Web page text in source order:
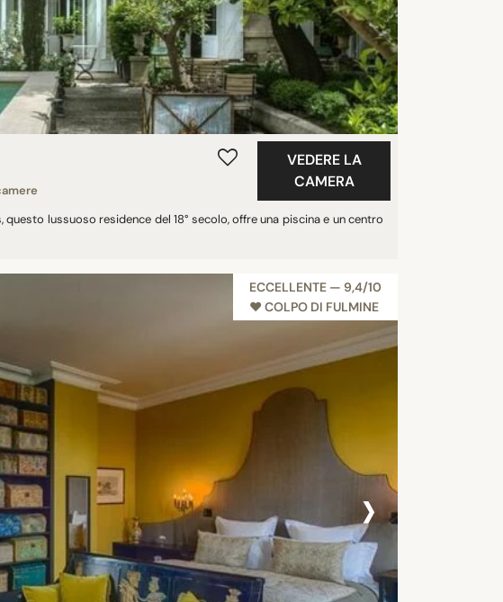
VEDERE LA
CAMERA
lussuoso residence del 18° secolo, offre una piscina e un centro
ECCELLENTE — 9,4/10
♥︎ COLPO DI FULMINE
›